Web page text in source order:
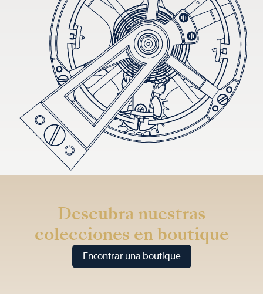
Descubra nuestras
colecciones en boutique
Encontrar una boutique